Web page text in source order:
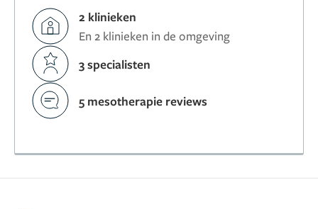
2 klinieken
En 2 klinieken in de omgeving
3 specialisten
5 mesotherapie reviews